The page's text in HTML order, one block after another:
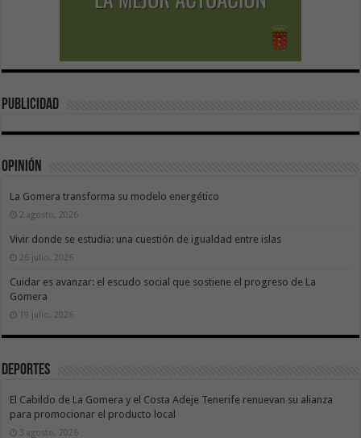
publicidad
Opinión
La Gomera transforma su modelo energético
2 agosto, 2026
Vivir donde se estudia: una cuestión de igualdad entre islas
26 julio, 2026
Cuidar es avanzar: el escudo social que sostiene el progreso de La
Gomera
19 julio, 2026
Deportes
El Cabildo de La Gomera y el Costa Adeje Tenerife renuevan su alianza
para promocionar el producto local
3 agosto, 2026